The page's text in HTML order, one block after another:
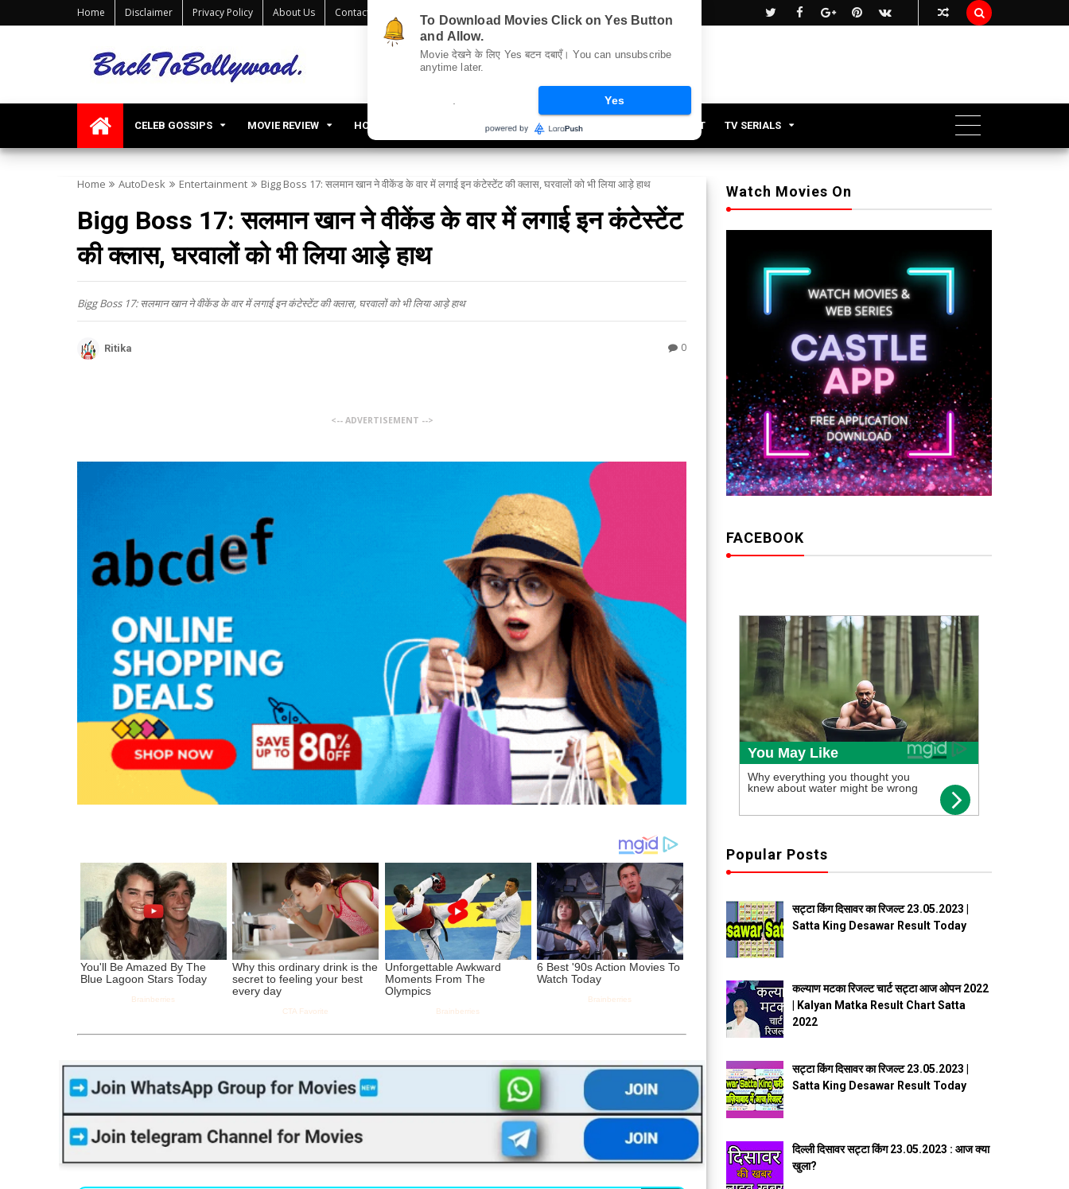
Home Disclaimer Privacy Policy About Us Contact Us Sitemap 
CELEB GOSSIPS MOVIE REVIEW HOLLYWOOD UPDATES LIFESTYLE OFFBEAT TV SERIALS
Home AutoDesk Entertainment Bigg Boss 17: सलमान खान ने वीकेंड के वार में लगाई इन कंटेस्टेंट की क्लास, घरवालों को भी लिया आड़े हाथ
Bigg Boss 17: सलमान खान ने वीकेंड के वार में लगाई इन कंटेस्टेंट
की क्लास, घरवालों को भी लिया आड़े हाथ
Bigg Boss 17: सलमान खान ने वीकेंड के वार में लगाई इन कंटेस्टेंट की क्लास, घरवालों को भी लिया आड़े हाथ
Ritika 0
<-- ADVERTISEMENT -->
Watch Movies On
FACEBOOK
Popular Posts
सट्टा किंग दिसावर का रिजल्ट 23.05.2023 |
Satta King Desawar Result Today
कल्याण मटका रिजल्ट चार्ट सट्टा आज ओपन 2022
| Kalyan Matka Result Chart Satta
2022
सट्टा किंग दिसावर का रिजल्ट 23.05.2023 |
Satta King Desawar Result Today
दिल्ली दिसावर सट्टा किंग 23.05.2023 : आज क्या
खुला?
To Download Movies Click on Yes Button
and Allow.
Movie देखने के लिए Yes बटन दबाएँ। You can unsubscribe
anytime later.
Yes